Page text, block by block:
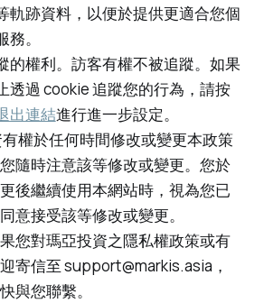
軌跡資料，以便於提供更適合您個
。
的權利。訪客有權不被追蹤。如果
透過 cookie 追蹤您的行為，請按
出連結進行進一步設定。
權於任何時間修改或變更本政策
隨時注意該等修改或變更。您於
後繼續使用本網站時，視為您已
意接受該等修改或變更。
您對瑪亞投資之隱私權政策或有
寄信至 support@markis.asia，
與您聯繫。